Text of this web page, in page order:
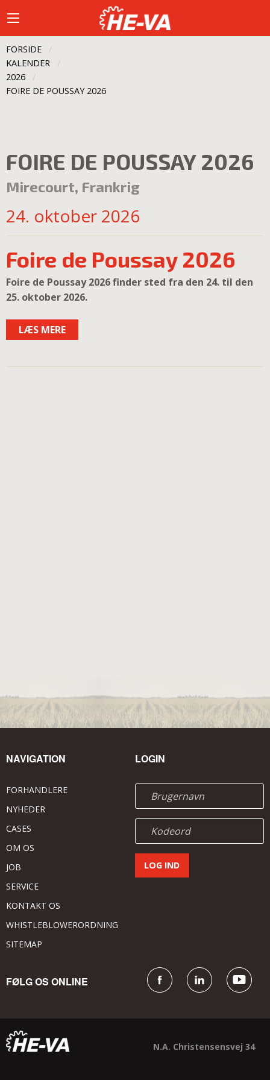
FORSIDE
KALENDER
2026
CURRENT:
FOIRE DE POUSSAY 2026
FOIRE DE POUSSAY 2026
Mirecourt, Frankrig
24. oktober 2026
Foire de Poussay 2026
Foire de Poussay 2026 finder sted fra den 24. til den
25. oktober 2026.
LÆS MERE
NAVIGATION
FORHANDLERE
NYHEDER
CASES
OM OS
JOB
SERVICE
KONTAKT OS
WHISTLEBLOWERORDNING
SITEMAP
LOGIN
FØLG OS ONLINE
N.A. Christensensvej 34